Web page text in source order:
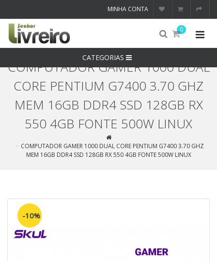
MINHA CONTA
0
CATEGORIAS
COMPUTADOR GAMER 1000 DUAL
CORE PENTIUM G7400 3.70 GHZ
MEM 16GB DDR4 SSD 128GB RX
550 4GB FONTE 500W LINUX
COMPUTADOR GAMER 1000 DUAL CORE PENTIUM G7400 3.70 GHZ
MEM 16GB DDR4 SSD 128GB RX 550 4GB FONTE 500W LINUX
-10%